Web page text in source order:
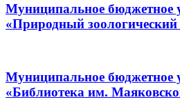
Муниципальное бюджетное
«Природный зоологический
Муниципальное бюджетное
«Библиотека им.